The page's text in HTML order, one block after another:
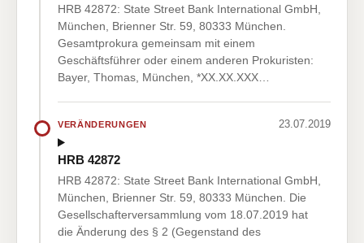
HRB 42872: State Street Bank International GmbH,
München, Brienner Str. 59, 80333 München.
Gesamtprokura gemeinsam mit einem
Geschäftsführer oder einem anderen Prokuristen:
Bayer, Thomas, München, *XX.XX.XXX…
VERÄNDERUNGEN 23.07.2019
HRB 42872
HRB 42872: State Street Bank International GmbH,
München, Brienner Str. 59, 80333 München. Die
Gesellschafterversammlung vom 18.07.2019 hat
die Änderung des § 2 (Gegenstand des